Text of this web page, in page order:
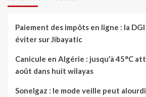
Paiement des impôts en ligne : la
éviter sur Jibayatic
Canicule en Algérie : jusqu’à 45°C
août dans huit wilayas
Sonelgaz : le mode veille peut